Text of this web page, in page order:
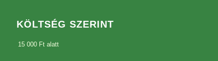
KÖLTSÉG SZERINT
15 000 Ft alatt